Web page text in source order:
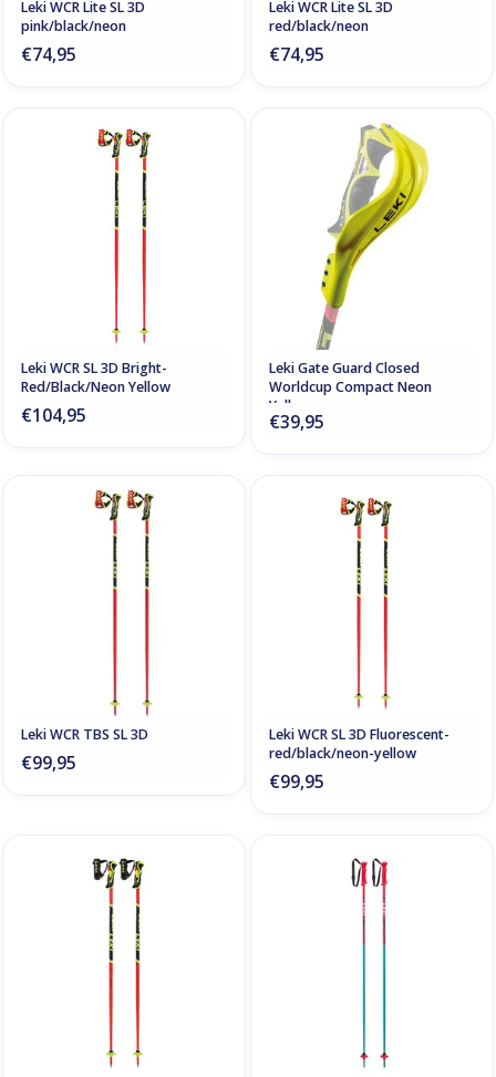
Leki WCR Lite SL 3D
pink/black/neon
€74,95
Leki WCR Lite SL 3D
red/black/neon
€74,95
Leki WCR SL 3D Bright-
Red/Black/Neon Yellow
€104,95
Leki Gate Guard Closed
Worldcup Compact Neon
Yellow
€39,95
Leki WCR TBS SL 3D
€99,95
Leki WCR SL 3D Fluorescent-
red/black/neon-yellow
€99,95